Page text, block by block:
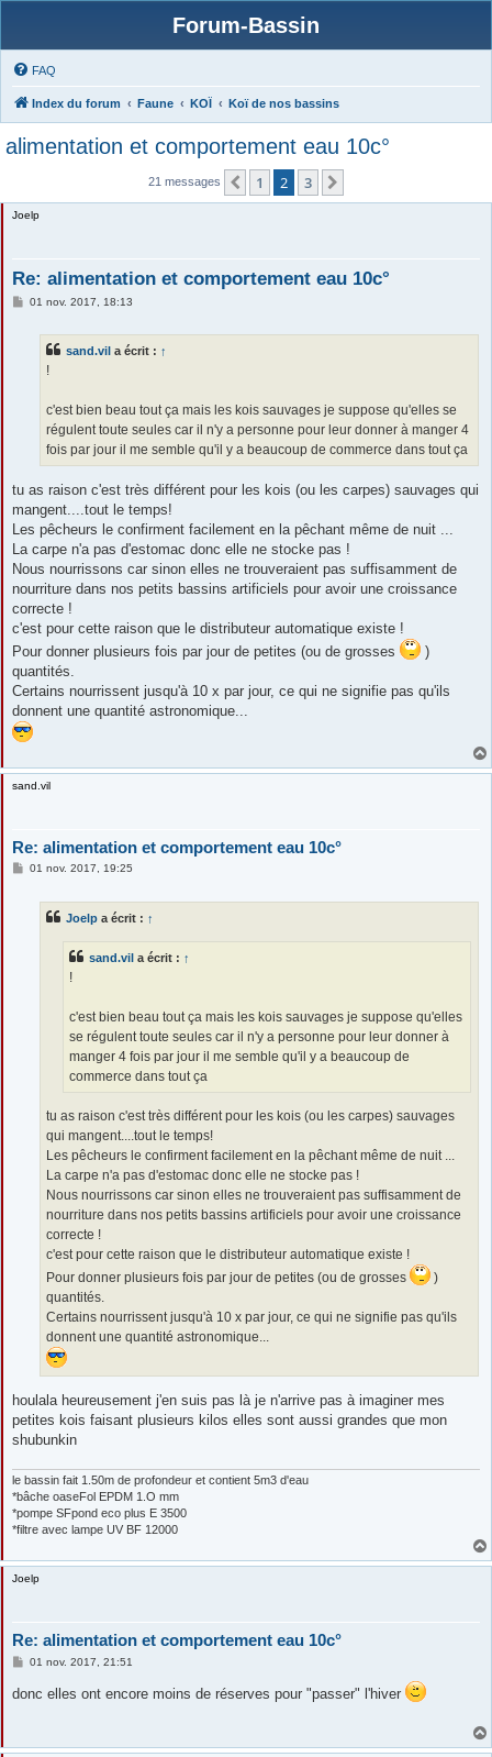
Forum-Bassin
FAQ
Index du forum Faune KOÏ Koï de nos bassins
alimentation et comportement eau 10c°
21 messages Précédente
1 2 3
Joelp
Re: alimentation et comportement eau 10c°
M01 nov. 2017, 18:13
sand.vil a écrit : ↑
!
c'est bien beau tout ça mais les kois sauvages je suppose qu'elles se
régulent toute seules car il n'y a personne pour leur donner à manger 4
fois par jour il me semble qu'il y a beaucoup de commerce dans tout ça
tu as raison c'est très différent pour les kois (ou les carpes) sauvages qui
mangent....tout le temps!
Les pêcheurs le confirment facilement en la pêchant même de nuit ...
La carpe n'a pas d'estomac donc elle ne stocke pas !
Nous nourrissons car sinon elles ne trouveraient pas suffisamment de
nourriture dans nos petits bassins artificiels pour avoir une croissance
correcte !
c'est pour cette raison que le distributeur automatique existe !
Pour donner plusieurs fois par jour de petites (ou de grosses
)
quantités.
Certains nourrissent jusqu'à 10 x par jour, ce qui ne signifie pas qu'ils
donnent une quantité astronomique...
sand.vil
Re: alimentation et comportement eau 10c°
M01 nov. 2017, 19:25
Joelp a écrit : ↑
sand.vil a écrit : ↑
!
c'est bien beau tout ça mais les kois sauvages je suppose qu'elles
se régulent toute seules car il n'y a personne pour leur donner à
manger 4 fois par jour il me semble qu'il y a beaucoup de
commerce dans tout ça
tu as raison c'est très différent pour les kois (ou les carpes) sauvages
qui mangent....tout le temps!
Les pêcheurs le confirment facilement en la pêchant même de nuit ...
La carpe n'a pas d'estomac donc elle ne stocke pas !
Nous nourrissons car sinon elles ne trouveraient pas suffisamment de
nourriture dans nos petits bassins artificiels pour avoir une croissance
correcte !
c'est pour cette raison que le distributeur automatique existe !
Pour donner plusieurs fois par jour de petites (ou de grosses
)
quantités.
Certains nourrissent jusqu'à 10 x par jour, ce qui ne signifie pas qu'ils
donnent une quantité astronomique...
houlala heureusement j'en suis pas là je n'arrive pas à imaginer mes
petites kois faisant plusieurs kilos elles sont aussi grandes que mon
shubunkin
le bassin fait 1.50m de profondeur et contient 5m3 d'eau
*bâche oaseFol EPDM 1.O mm
*pompe SFpond eco plus E 3500
*filtre avec lampe UV BF 12000
Joelp
Re: alimentation et comportement eau 10c°
M
s
01 nov. 2017, 21:51
donc elles ont encore moins de réserves pour "passer" l'hiver